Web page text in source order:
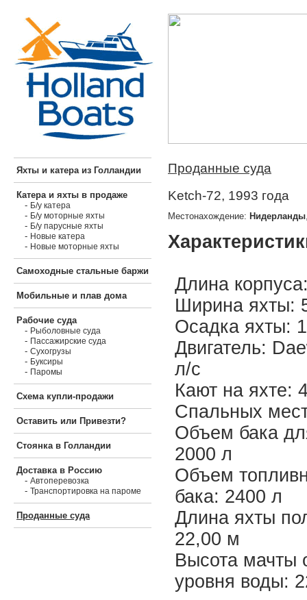
Яхты и катера из Голландии
Катера и яхты в продаже
- Б/у катера
- Б/у моторные яхты
- Б/у парусные яхты
- Новые катера
- Новые моторные яхты
Самоходные стальные баржи
Мобильные и плав дома
Рабочие суда
- Рыболовные суда
- Пассажирские суда
- Сухогрузы
- Буксиры
- Паромы
Схема купли-продажи
Оставить или Привезти?
Стоянка в Голландии
Доставка в Россию
- Автоперевозка
- Транспортировка на пароме
Проданные суда
Проданные суда
Ketch-72, 1993 года
Местонахождение: Нидерланды
Длина
Ширина яхты:
Осадка яхты:
Двигатель:
л/с
Кают на яхте:
Спальных
Объем бака
2000 л
Объем
бака: 2400 л
Длина яхты
22,00 м
Высота мачты
уровня воды: